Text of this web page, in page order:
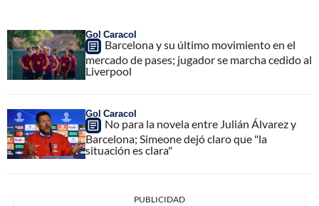
Gol Caracol
Barcelona y su último movimiento en el
mercado de pases; jugador se marcha cedido al
Liverpool
Gol Caracol
No para la novela entre Julián Álvarez y
Barcelona; Simeone dejó claro que "la
situación es clara"
PUBLICIDAD